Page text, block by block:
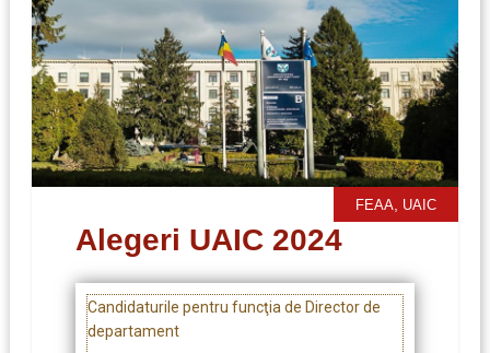
FEAA UAIC
Alegeri UAIC 2024
Candidaturile pentru funcţia de Director de
departament